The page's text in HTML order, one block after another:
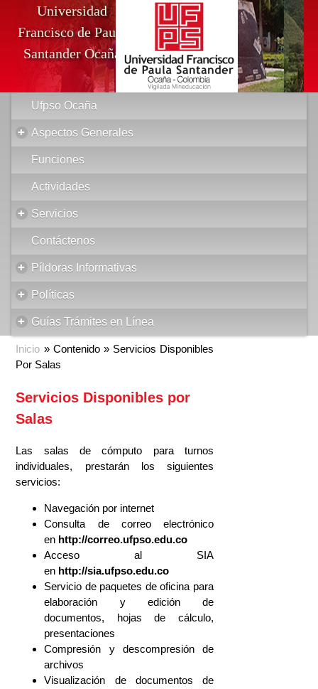
Universidad
Francisco de Paula
Santander Ocaña
Ufpso Ocaña
+ Aspectos Generales
Funciones
Actividades
+ Servicios
Contáctenos
+ Píldoras Informativas
+ Políticas
+ Guías Trámites en Línea
Inicio » Contenido » Servicios Disponibles
Por Salas
Servicios Disponibles por
Salas
Las salas de cómputo para turnos
individuales, prestarán los siguientes
servicios:
Navegación por internet
Consulta de correo electrónico
en http://correo.ufpso.edu.co
Acceso al SIA
en http://sia.ufpso.edu.co
Servicio de paquetes de oficina para
elaboración y edición de
documentos, hojas de cálculo,
presentaciones
Compresión y descompresión de
archivos
Visualización de documentos de